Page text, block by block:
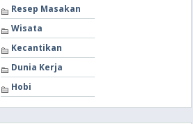
Resep Masakan
Wisata
Kecantikan
Dunia Kerja
Hobi